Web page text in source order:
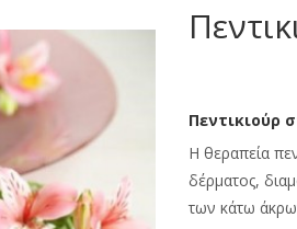
Πεντικιούρ
Η θεραπεία
δέρματος,
των κάτω